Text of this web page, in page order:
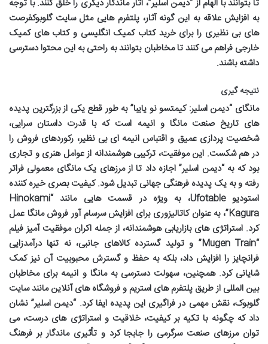
تا بتوانند با الهام از “دیمن اسلیر”، آثار ماندگار دیگری را خلق کنند. با توجه
به افزایش علاقه به این گونه آثار، پلتفرم هایی مثلسایت گلوبوکفرصت
های بی نظیری را برایخرید کتاب کمیک انگلیسی وکتاب های کمیک
خارجی فراهم می کنند تا مخاطبان بتوانند به راحتی به این محتوا دسترسی
داشته باشند.
نتیجه گیری
مانگای “دیمن اسلیر: کیمتسو نو یایبا” به طور قطع یکی از بزرگترین پدیده
های تاریخ صنعت مانگا و انیمه است که با قدرت داستان سرایی،
شخصیت پردازی عمیق و اقتباس انیمه ای بی نظیر، رکوردهای فروش را
در هم شکست. این موفقیت، ترکیبی هوشمندانه از عوامل هنری و تجاری
بود که به “دیمن اسلیر” اجازه داد تا از مرزهای یک مانگای معمولی فراتر
رفته و به یک پدیده فرهنگی جهانی تبدیل شود. کیفیت بصری خیره کننده
استودیو Ufotable، به ویژه در قسمت هایی مانند “Hinokami
Kagura”، به عنوان کاتالیزوری برای افزایش سرسام آور فروش مانگا عمل
کرد. استراتژی های بازاریابی هوشمندانه، از جمله اکران موفقیت آمیز فیلم
“Mugen Train” و تولید گسترده کالاهای جانبی، نه تنها درآمدزایی
فرانچایز را افزایش داد، بلکه به حفظ و گسترش محبوبیت آن نیز کمک
شایانی کرد. همچنین، سهولت دسترسی به مانگا و انیمه برای مخاطبان
بین المللی از طریق پلتفرم های استریم و فروشگاه های آنلاین مانندسایت
گلوبوک، نقش مهمی در فراگیری این پدیده ایفا کرد. “دیمن اسلیر” نشان
داد که چگونه با تکیه بر کیفیت، خلاقیت و استراتژی های درست، می
توان مرزهای صنعت سرگرمی را جابجا کرد و تأثیری ماندگار بر فرهنگ